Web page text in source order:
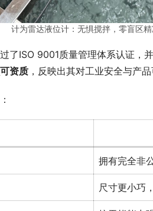
计为雷达液位计：无惧搅拌，零盲区
ISO 9001质量管理体系认证，
资质 ，反映出其对工业安全与产
拥有完全非
尺寸更小巧